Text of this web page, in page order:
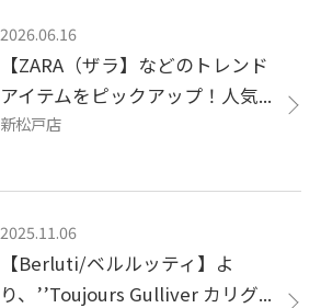
2026.06.16
【ZARA（ザラ】などのトレンド
アイテムをピックアップ！人気...
新松戸店
2025.11.06
【Berluti/ベルルッティ】よ
り、’’Toujours Gulliver カリグ...